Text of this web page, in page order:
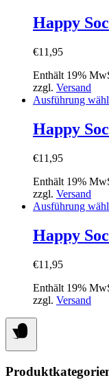
Happy
€11,95
Enthält 19%
zzgl. Versand
Ausführung
Happy
€11,95
Enthält 19%
zzgl. Versand
Ausführung
Happy
€11,95
Enthält 19%
zzgl. Versand